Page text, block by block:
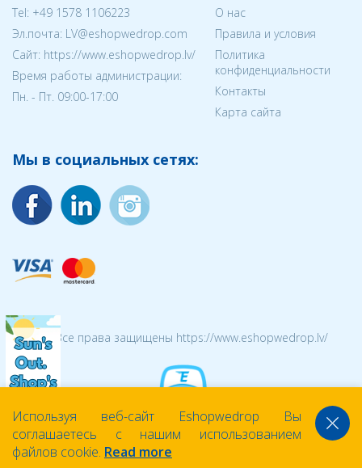
Tel: +49 1578 1106223
Эл.почта: LV@eshopwedrop.com
Cайт: https://www.eshopwedrop.lv/
Время работы администрации:
Пн. - Пт. 09:00-17:00
О нас
Правила и условия
Политика
конфиденциальности
Контакты
Карта сайта
Мы в социальных сетях:
© 2026 Все права защищены https://www.eshopwedrop.lv/
Используя веб-сайт Eshopwedrop Вы
соглашаетесь с нашим использованием
файлов cookie. Read more